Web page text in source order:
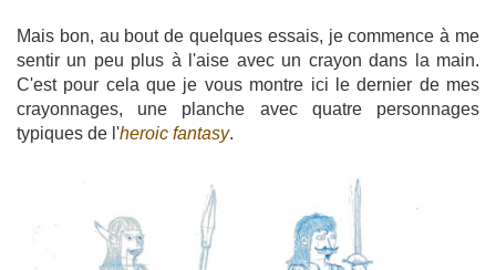
Mais bon, au bout de quelques essais, je commence à me
sentir un peu plus à l'aise avec un crayon dans la main.
C'est pour cela que je vous montre ici le dernier de mes
crayonnages, une planche avec quatre personnages
typiques de l'heroic fantasy.